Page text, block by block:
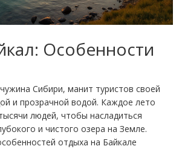
Особенности
Сибири, манит туристов своей
и прозрачной водой. Каждое лето
людей, чтобы насладиться
и чистого озера на Земле.
отдыха на Байкале